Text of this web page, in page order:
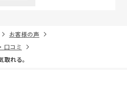
お客様の声
口コミ
れる。